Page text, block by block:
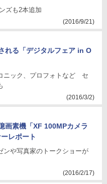
ズも2本追加
(2016/9/21)
れる「デジタルフェア in O
ニック、プロフォトなど セ
(2016/3/2)
画素機「XF 100MPカメラ
レポート
ンや写真家のトークショーが
(2016/2/17)